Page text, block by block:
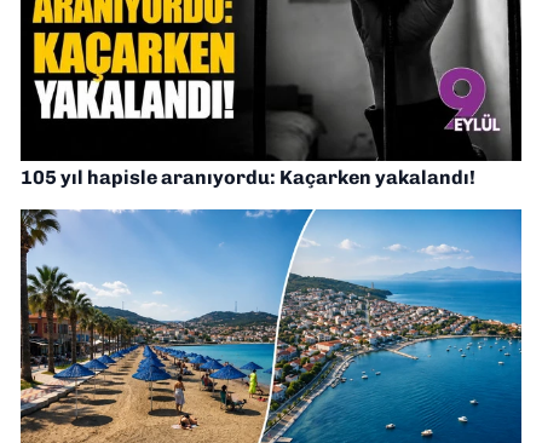
105 yıl hapisle aranıyordu: Kaçarken yakalandı!